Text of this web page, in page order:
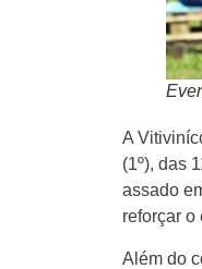
A
(1º), das
assado
reforçar o
Além do